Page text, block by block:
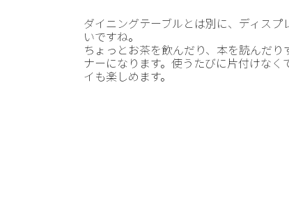
ダイニングテーブルとは別に、ディス
いですね。
ちょっとお茶を飲んだり、本を読んだ
ナーになります。使うたびに片付けな
イも楽しめます。